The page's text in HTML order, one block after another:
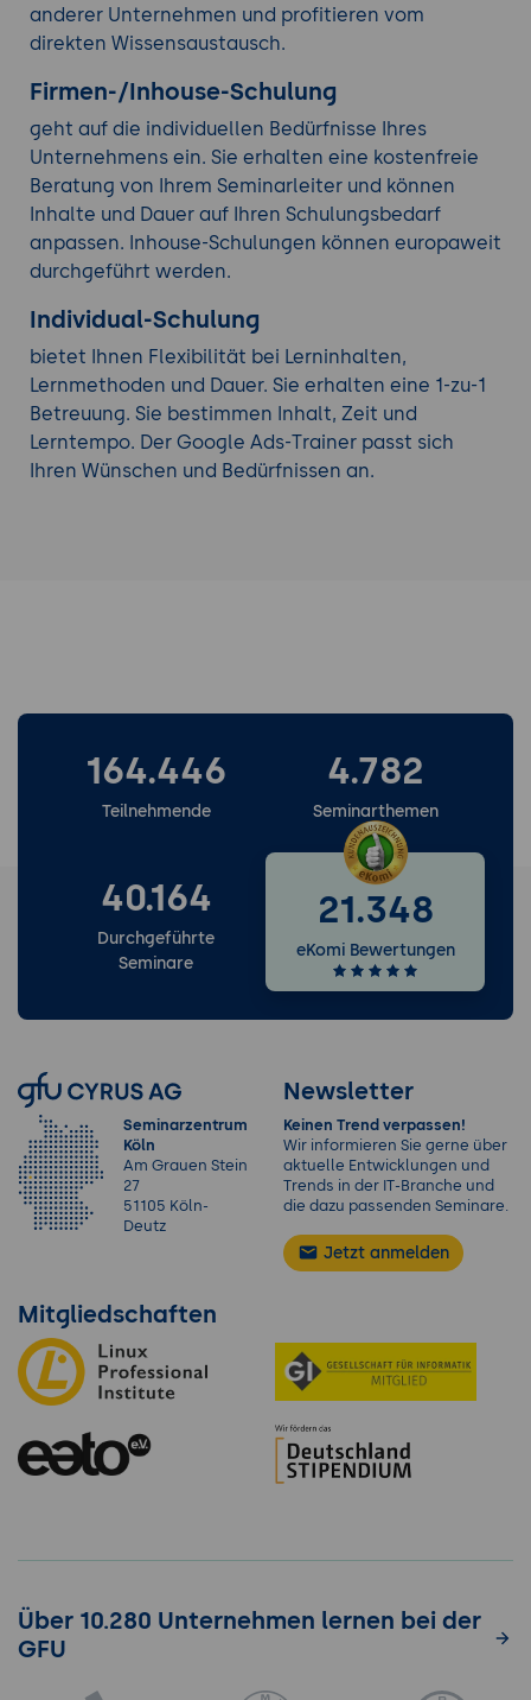
anderer Unternehmen und profitieren vom
direkten Wissensaustausch.
Firmen-/Inhouse-Schulung
geht auf die individuellen Bedürfnisse Ihres
Unternehmens ein. Sie erhalten eine kostenfreie
Beratung von Ihrem Seminarleiter und können
Inhalte und Dauer auf Ihren Schulungsbedarf
anpassen. Inhouse-Schulungen können europaweit
durchgeführt werden.
Individual-Schulung
bietet Ihnen Flexibilität bei Lerninhalten,
Lernmethoden und Dauer. Sie erhalten eine 1-zu-1
Betreuung. Sie bestimmen Inhalt, Zeit und
Lerntempo. Der Google Ads-Trainer passt sich
Ihren Wünschen und Bedürfnissen an.
164.446
Teilnehmende
4.782
Seminarthemen
40.164
Durchgeführte
Seminare
21.348
eKomi Bewertungen
Seminarzentrum
Köln
Am Grauen Stein
27
51105 Köln-
Deutz
Newsletter
Keinen Trend verpassen!
Wir informieren Sie gerne über
aktuelle Entwicklungen und
Trends in der IT-Branche und
die dazu passenden Seminare.
Jetzt anmelden
Mitgliedschaften
Über 10.280 Unternehmen lernen bei der
GFU